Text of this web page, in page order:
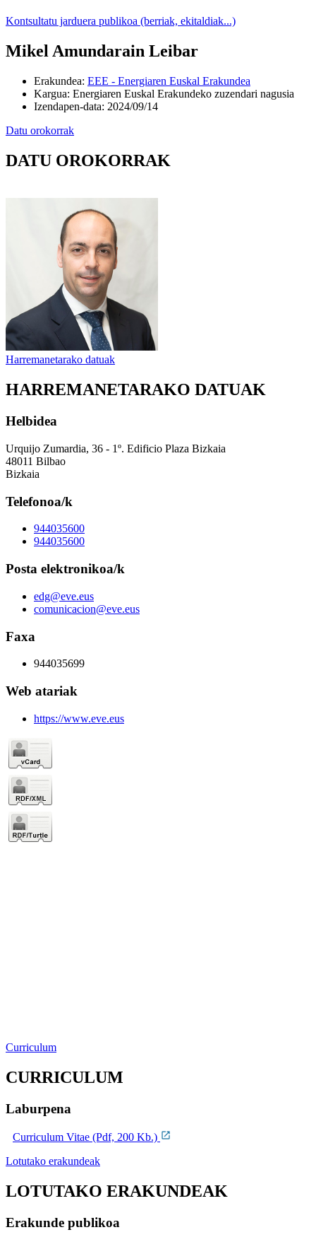
Kontsultatu jarduera publikoa (berriak, ekitaldiak...)
Mikel Amundarain Leibar
Erakundea: EEE - Energiaren Euskal Erakundea
Kargua: Energiaren Euskal Erakundeko zuzendari nagusia
Izendapen-data: 2024/09/14
Datu orokorrak
DATU OROKORRAK
Harremanetarako datuak
HARREMANETARAKO DATUAK
Helbidea
Urquijo Zumardia, 36 - 1º. Edificio Plaza Bizkaia
48011 Bilbao
Bizkaia
Telefonoa/k
944035600
944035600
Posta elektronikoa/k
edg@eve.eus
comunicacion@eve.eus
Faxa
944035699
Web atariak
https://www.eve.eus
Curriculum
CURRICULUM
Laburpena
Curriculum Vitae (Pdf, 200 Kb.)
Lotutako erakundeak
LOTUTAKO ERAKUNDEAK
Erakunde publikoa